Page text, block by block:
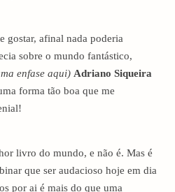
gostar, afinal nada poderia
sobre o mundo fantástico,
enfase aqui) Adriano Siqueira
forma tão boa que me
livro do mundo, e não é. Mas é
que ser audacioso hoje em dia
por ai é mais do que uma